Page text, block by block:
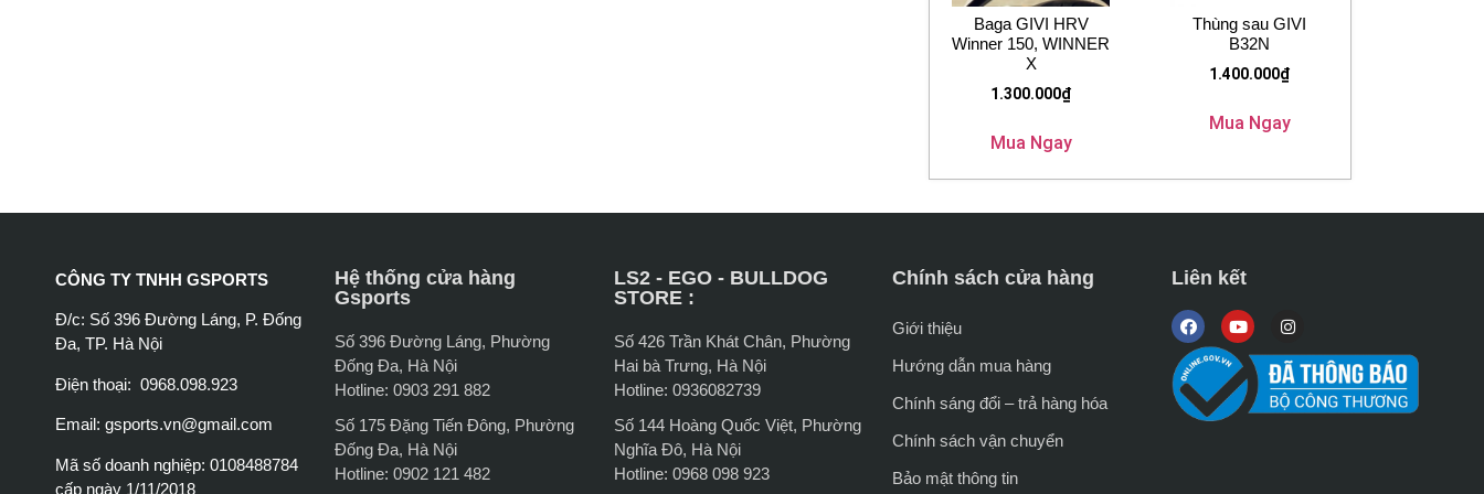
Baga GIVI HRV
Winner 150, WINNER
X
1.300.000₫
Mua Ngay
Thùng sau GIVI
B32N
1.400.000₫
Mua Ngay
CÔNG TY TNHH GSPORTS
Đ/c: Số 396 Đường Láng, P. Đống
Đa, TP. Hà Nội
Điện thoại: 0968.098.923
Email: gsports.vn@gmail.com
Mã số doanh nghiệp: 0108488784
cấp ngày 1/11/2018
Hệ thống cửa hàng
Gsports
Số 396 Đường Láng, Phường
Đống Đa, Hà Nội
Hotline: 0903 291 882
Số 175 Đặng Tiến Đông, Phường
Đống Đa, Hà Nội
Hotline: 0902 121 482
LS2 - EGO - BULLDOG
STORE :
Số 426 Trần Khát Chân, Phường
Hai bà Trưng, Hà Nội
Hotline: 0936082739
Số 144 Hoàng Quốc Việt, Phường
Nghĩa Đô, Hà Nội
Hotline: 0968 098 923
Chính sách cửa hàng
Giới thiệu
Hướng dẫn mua hàng
Chính sáng đổi – trả hàng hóa
Chính sách vận chuyển
Bảo mật thông tin
Liên kết